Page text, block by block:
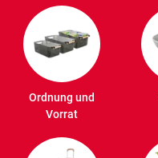
Ordnung und
Vorrat